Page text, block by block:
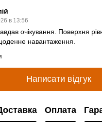
в 13:56
очікування. Поверхня
навантаження.
Написати відгук
Оплата